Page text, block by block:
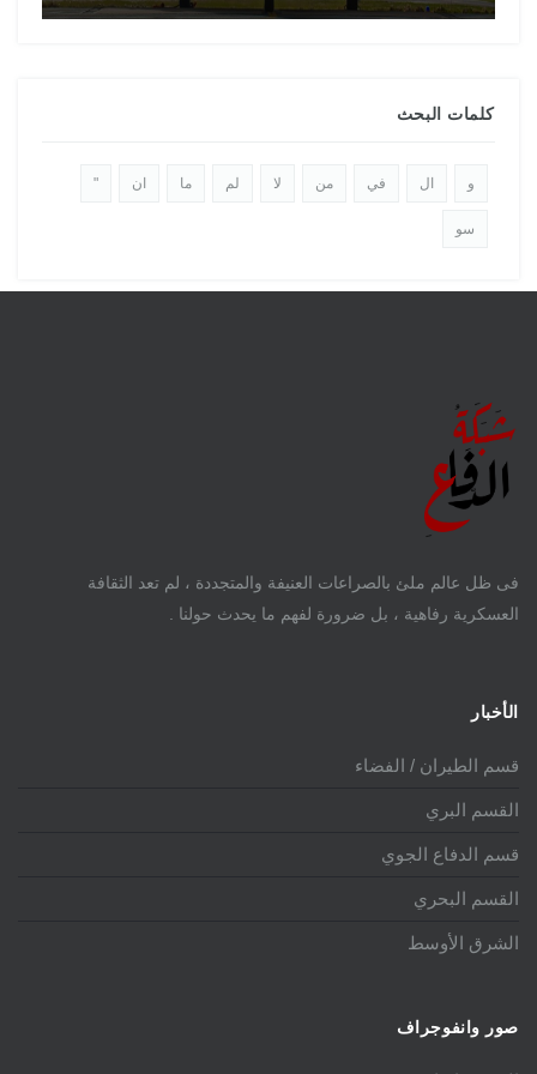
كلمات البحث
و ال في من لا لم ما ان "
سو
فى ظل عالم ملئ بالصراعات العنيفة والمتجددة ، لم تعد الثقافة
العسكرية رفاهية ، بل ضرورة لفهم ما يحدث حولنا .
الأخبار
قسم الطيران / الفضاء
القسم البري
قسم الدفاع الجوي
القسم البحري
الشرق الأوسط
صور وانفوجراف